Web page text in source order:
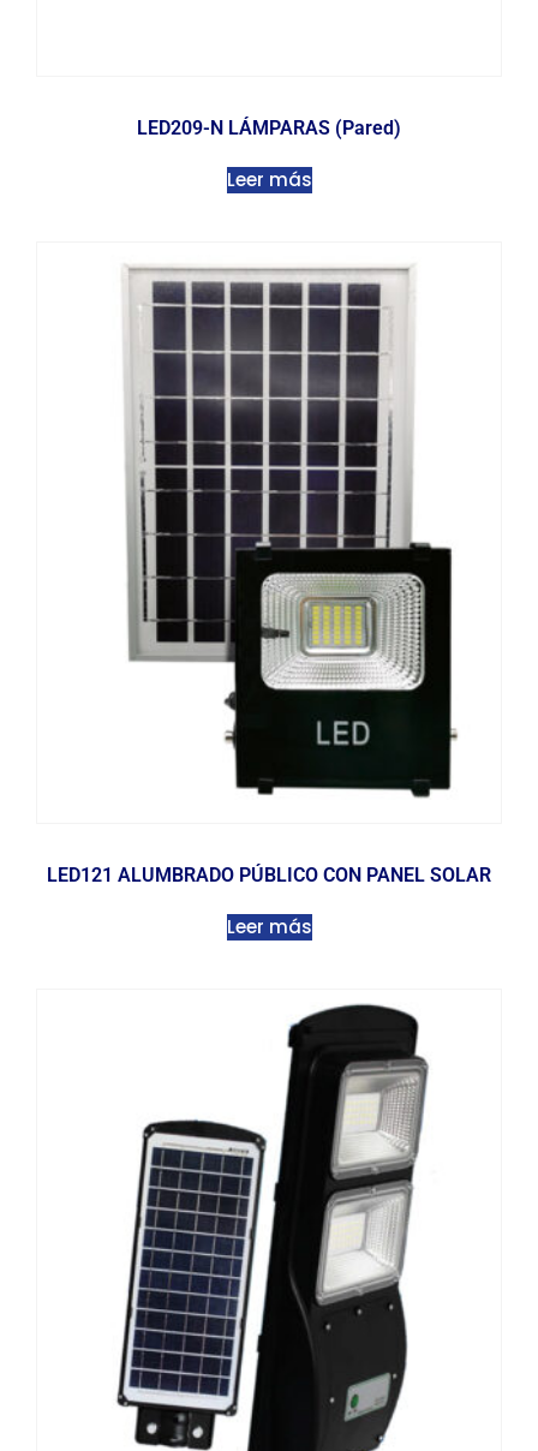
LED209-N LÁMPARAS (Pared)
Leer más
LED121 ALUMBRADO PÚBLICO CON PANEL SOLAR
Leer más